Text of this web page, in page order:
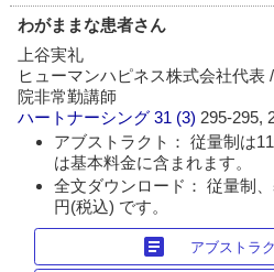
わがままな患者さん
上谷実礼
ヒューマンハピネス株式会社代表
院非常勤講師
ハートナーシング 31 (3) 295-295,
アブストラクト： 従量制は
は基本料金に含まれます。
全文ダウンロード： 従量制
円(税込) です。
article アブストラ